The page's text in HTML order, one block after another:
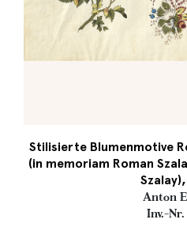
Stilisierte Blumenmotive
(in memoriam Roman
Szalay),
Anton
Inv.-Nr.